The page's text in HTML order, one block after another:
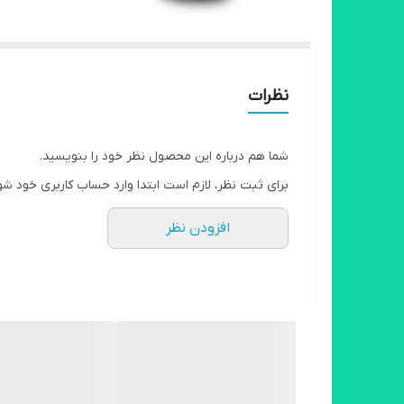
نظرات
شما هم درباره این محصول نظر خود را بنویسید.
برای ثبت نظر، لازم است ابتدا وارد حساب کاربری خود
افزودن نظر